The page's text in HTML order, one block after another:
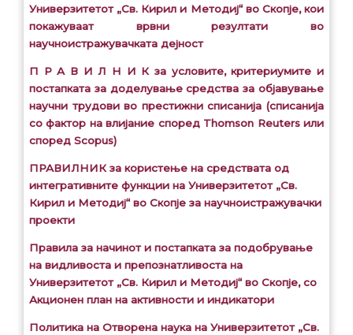
Универзитетот „Св. Кирил и Методиј“ во Скопје, кои
покажуваат врвни резултати во
научноистражувачката дејност
П Р А В И Л Н И К за условите, критериумите и
постапката за доделување средства за објавување
научни трудови во престижни списанија (списанија
со фактор на влијание според Thomson Reuters или
според Scopus)
ПРАВИЛНИК за користење на средствата од
интегративните функции на Универзитетот „Св.
Кирил и Методиј“ во Скопје за научноистражувачки
проекти
Правила за начинот и постапката за подобрување
на видливоста и препознатливоста на
Универзитетот „Св. Кирил и Методиј“ во Скопје, со
Акционен план на активности и индикатори
Политика на Отворена наука на Универзитетот „Св.